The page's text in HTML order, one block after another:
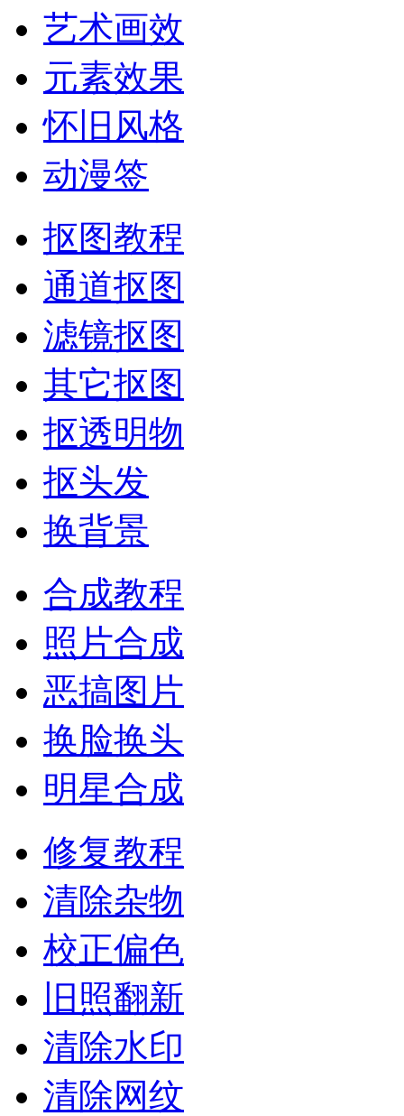
艺术画效
元素效果
怀旧风格
动漫签
抠图教程
通道抠图
滤镜抠图
其它抠图
抠透明物
抠头发
换背景
合成教程
照片合成
恶搞图片
换脸换头
明星合成
修复教程
清除杂物
校正偏色
旧照翻新
清除水印
清除网纹